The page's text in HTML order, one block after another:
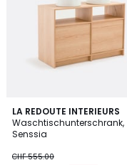
LA REDOUTE INTERIEURS
Waschtischunterschrank,
Senssia
CHF 555.00